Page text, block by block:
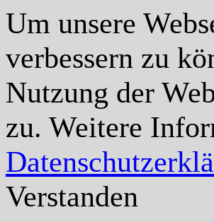
Um unsere
verbessern zu
Nutzung der
zu. Weitere
Verstanden